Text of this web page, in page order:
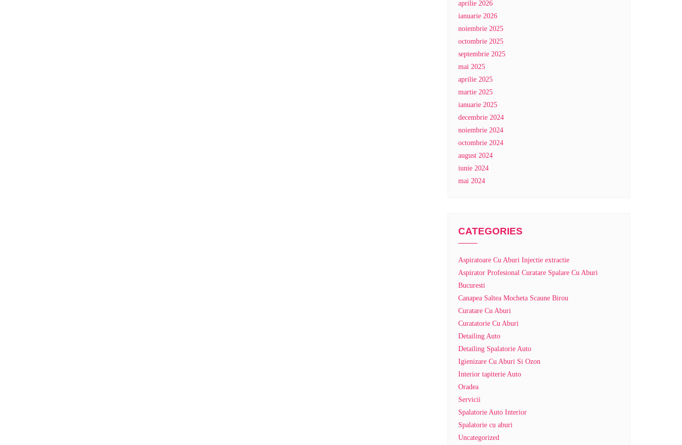
aprilie 2026
ianuarie 2026
noiembrie 2025
octombrie 2025
septembrie 2025
mai 2025
aprilie 2025
martie 2025
ianuarie 2025
decembrie 2024
noiembrie 2024
octombrie 2024
august 2024
iunie 2024
mai 2024
CATEGORIES
Aspiratoare Cu Aburi Injectie extractie
Aspirator Profesional Curatare Spalare Cu Aburi
Bucuresti
Canapea Saltea Mocheta Scaune Birou
Curatare Cu Aburi
Curatatorie Cu Aburi
Detailing Auto
Detailing Spalatorie Auto
Igienizare Cu Aburi Si Ozon
Interior tapiterie Auto
Oradea
Servicii
Spalatorie Auto Interior
Spalatorie cu aburi
Uncategorized